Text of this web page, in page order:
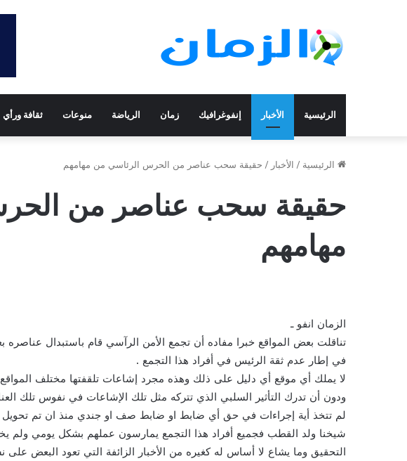
الرئيسية الأخبار إنفوغرافيك زمان الرياضة منوعات ثقافة ورأي
الرئيسية / الأخبار / حقيقة سحب عناصر من الحرس الرئاسي من مهامهم
حقيقة سحب عناصر من
مهامهم
الزمان انفو ـ
تناقلت بعض المواقع خبرا مفاده أن تجمع الأمن الرآسي قام باستبدال
في إطار عدم ثقة الرئيس في أفراد هذا التجمع .
لا يملك أي موقع أي دليل على ذلك وهذه مجرد إشاعات تلقفتها مختلف
ودون أن تدرك التأثير السلبي الذي تتركه مثل تلك الإشاعات في نفوس تلك
لم تتخذ أية إجراءات في حق أي ضابط او ضابط صف او جندي منذ ان تم
شيخنا ولد القطب فجميع أفراد هذا التجمع يمارسون عملهم بشكل يومي ولم
التحقيق وما يشاع لا أساس له كغيره من الأخبار الزائفة التي تعود البعض على